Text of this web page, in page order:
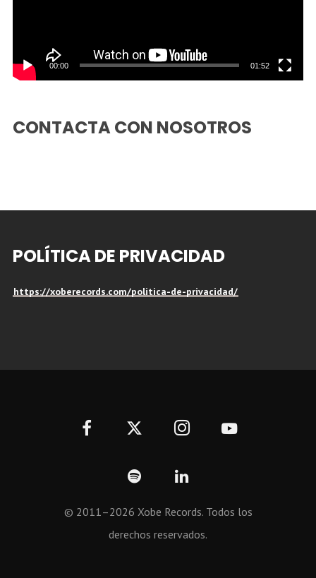
00:00 01:52
CONTACTA CON NOSOTROS
POLÍTICA DE PRIVACIDAD
https://xoberecords.com/politica-de-privacidad/
© 2011–2026 Xobe Records. Todos los
derechos reservados.